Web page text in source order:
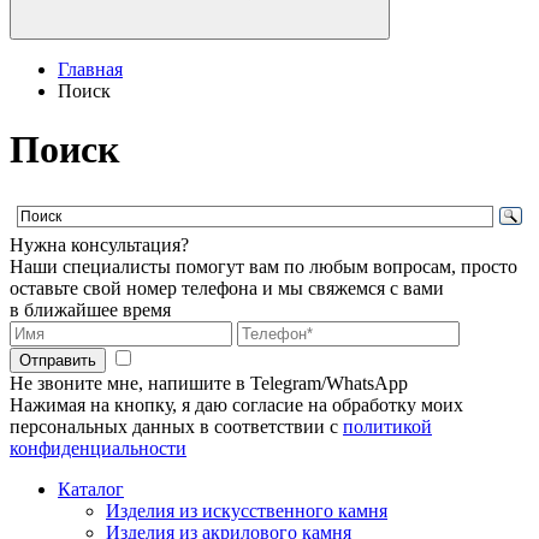
Главная
Поиск
Поиск
Нужна консультация?
Наши специалисты помогут вам по любым вопросам, просто
оставьте свой номер телефона и мы свяжемся с вами
в ближайшее время
Отправить
Не звоните мне, напишите в Telegram/WhatsApp
Нажимая на кнопку, я даю согласие на обработку моих
персональных данных в соответствии с политикой
конфиденциальности
Каталог
Изделия из искусственного камня
Изделия из акрилового камня